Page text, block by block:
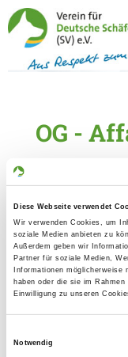
Diese Webseite verwendet
Wir verwenden Cookies, um
soziale Medien anbieten zu
Außerdem geben wir
Partner für soziale Medien,
Informationen möglicherweise
haben oder die sie im
Einwilligung zu unseren
Notwendig
OG -
Nummer:
1442
Kontakt: